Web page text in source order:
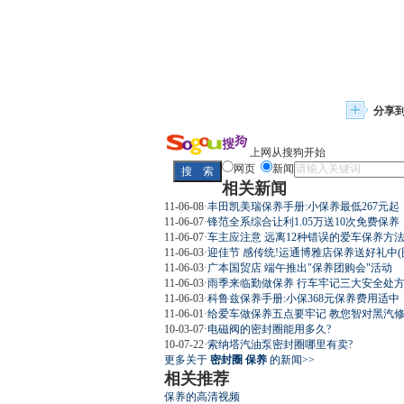
分享
上网从搜狗开始
网页
新闻
相关新闻
11-06-08·丰田凯美瑞保养手册:小保养最低267元起
11-06-07·锋范全系综合让利1.05万送10次免费保养
11-06-07·车主应注意 远离12种错误的爱车保养方法
11-06-03·迎佳节 感传统!运通博雅店保养送好礼中(
11-06-03·广本国贸店 端午推出"保养团购会"活动
11-06-03·雨季来临勤做保养 行车牢记三大安全处方
11-06-03·科鲁兹保养手册:小保368元保养费用适中
11-06-01 ·给爱车做保养五点要牢记 教您智对黑汽修
10-03-07·电磁阀的密封圈能用多久?
10-07-22·索纳塔汽油泵密封圈哪里有卖?
更多关于 密封圈 保养 的新闻>>
相关推荐
保养的高清视频